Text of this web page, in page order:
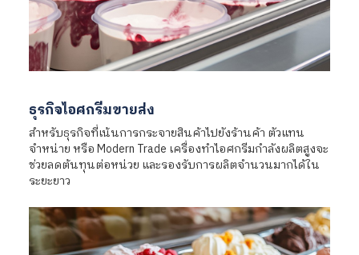
ธุรกิจไอศกรีมขายส่ง
สำหรับธุรกิจที่เน้นการกระจายสินค้าไปยังร้านค้า ตัวแทน
จำหน่าย หรือ Modern Trade เครื่องทำไอศกรีมกำลังผลิตสูงจะ
ช่วยลดต้นทุนต่อหน่วย และรองรับการผลิตจำนวนมากได้ใน
ระยะยาว